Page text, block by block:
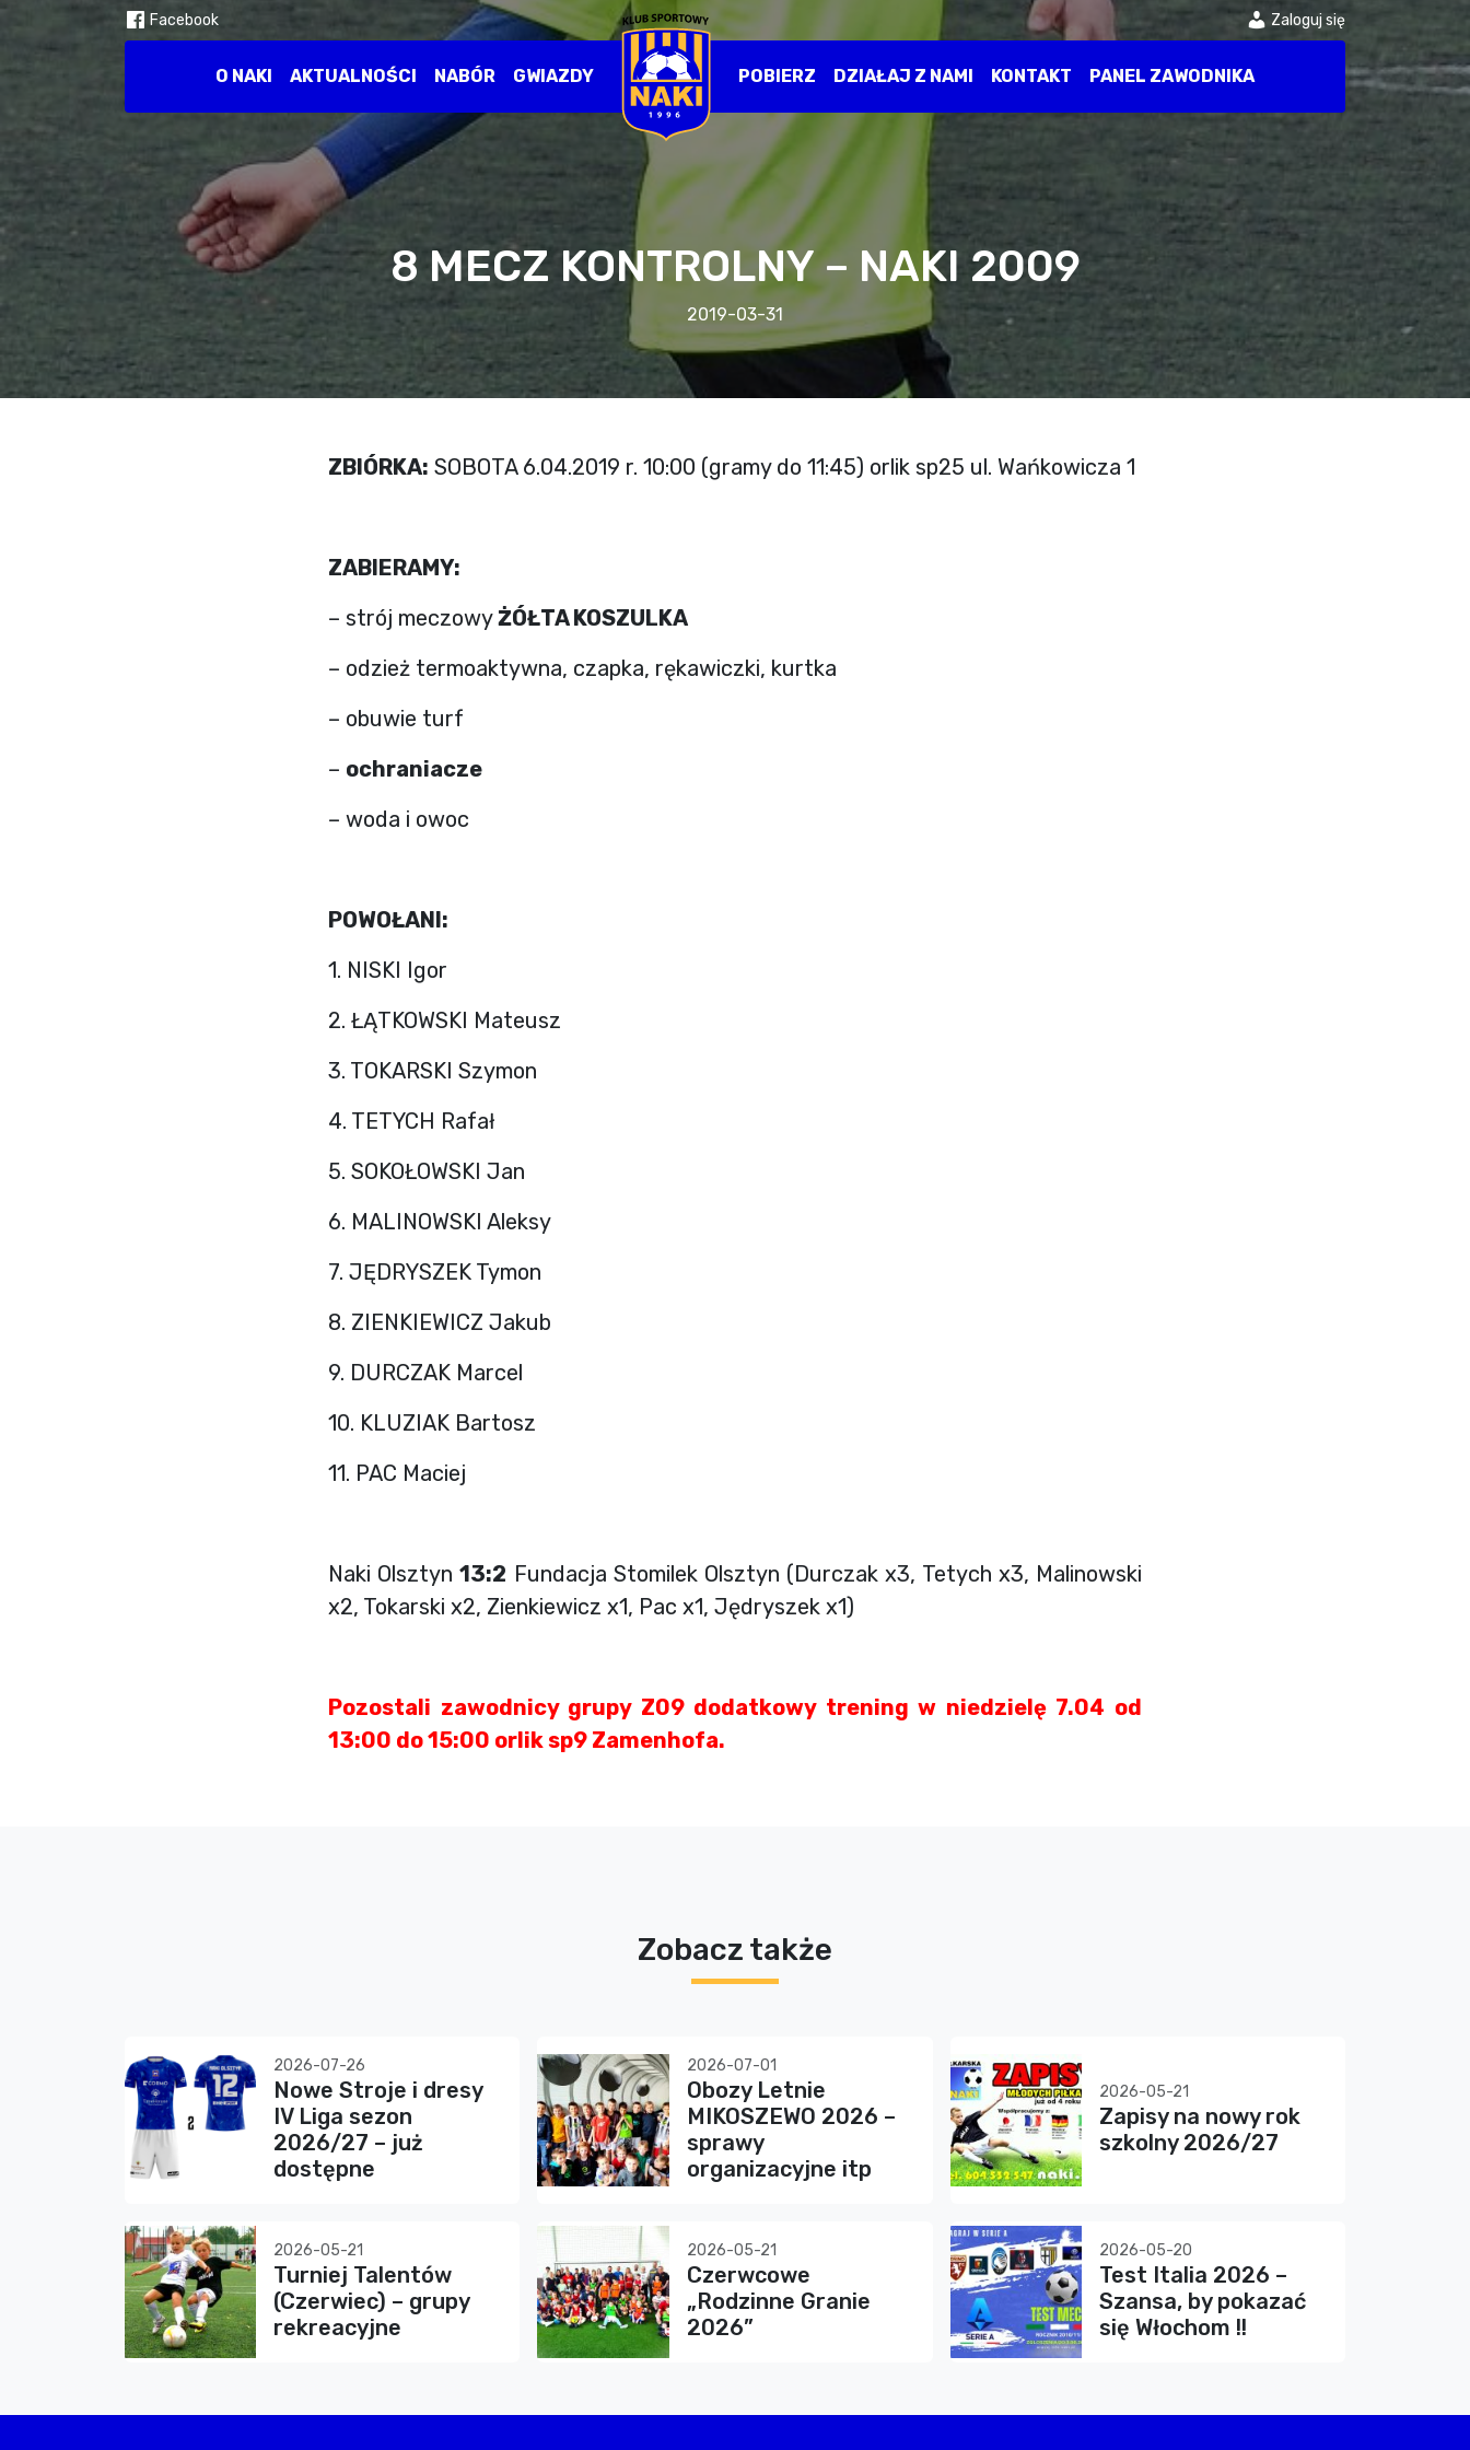
Facebook Zaloguj się
O NAKI AKTUALNOŚCI NABÓR GWIAZDY POBIERZ DZIAŁAJ Z NAMI KONTAKT PANEL ZAWODNIKA
8 MECZ KONTROLNY – NAKI 2009
2019-03-31
ZBIÓRKA: SOBOTA 6.04.2019 r. 10:00 (gramy do 11:45) orlik sp25 ul. Wańkowicza 1
ZABIERAMY:
– strój meczowyŻÓŁTA KOSZULKA
– odzież termoaktywna, czapka, rękawiczki, kurtka
– obuwie turf
– ochraniacze
– woda i owoc
POWOŁANI:
1. NISKI Igor
2. ŁĄTKOWSKI Mateusz
3. TOKARSKI Szymon
4. TETYCH Rafał
5. SOKOŁOWSKI Jan
6. MALINOWSKI Aleksy
7. JĘDRYSZEK Tymon
8. ZIENKIEWICZ Jakub
9. DURCZAK Marcel
10. KLUZIAK Bartosz
11. PAC Maciej
Naki Olsztyn13:2 Fundacja Stomilek Olsztyn (Durczak x3, Tetych x3, Malinowski
x2, Tokarski x2, Zienkiewicz x1, Pac x1, Jędryszek x1)
Pozostali zawodnicy grupy Z09 dodatkowy trening w niedzielę 7.04 od
13:00 do 15:00 orlik sp9 Zamenhofa.
Zobacz także
2026-07-26
Nowe Stroje i dresy
IV Liga sezon
2026/27 – już
dostępne
2026-07-01
Obozy Letnie
MIKOSZEWO 2026 –
sprawy
organizacyjne itp
2026-05-21
Zapisy na nowy rok
szkolny 2026/27
2026-05-21
Turniej Talentów
(Czerwiec) – grupy
rekreacyjne
2026-05-21
Czerwcowe
„Rodzinne Granie
2026”
2026-05-20
Test Italia 2026 –
Szansa, by pokazać
się Włochom !!